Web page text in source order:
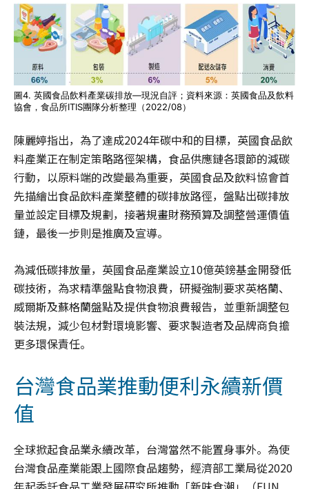
圖4. 英國食品飲料產業碳排放—現況自評；資料來源：英國食品及飲料
協會，食品所ITIS團隊分析整理（2022/08）
陳麗婷指出，為了達成2024年碳中和的目標，英國食品飲
料產業正在制定策略路徑架構，食品供應鏈各環節的減碳
行動，以原料端的改變最為重要，英國食品及飲料協會首
先描繪出食品飲料產業整體的碳排放路徑，盤點出碳排放
量並設定目標及規劃，接著規畫財務預算及調整營運價值
鏈，最後一步則是推廣及宣導。
為減低碳排放量，英國食品產業設立10億英鎊基金開發低
碳技術，為求精準盤點食物浪費，研擬強制要求英格蘭、
威爾斯及蘇格蘭盤點及提供食物浪費報告，並重新調整包
裝法規，減少包材對環境影響、要求製造者及品牌商負擔
更多環保責任。
台灣食品業推動便利永續新價
值
全球掀起食品業永續改革，台灣當然不能置身事外。為使
台灣食品產業能跟上國際食品趨勢，經濟部工業局從2020